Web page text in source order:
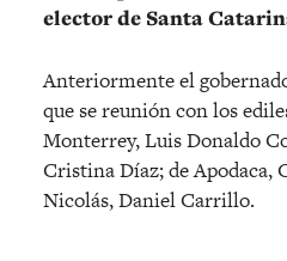
elector de Santa
Anteriormente el
que se reunión con los
Monterrey, Luis Donaldo
Cristina Díaz; de Apodaca,
Nicolás, Daniel Carrillo.